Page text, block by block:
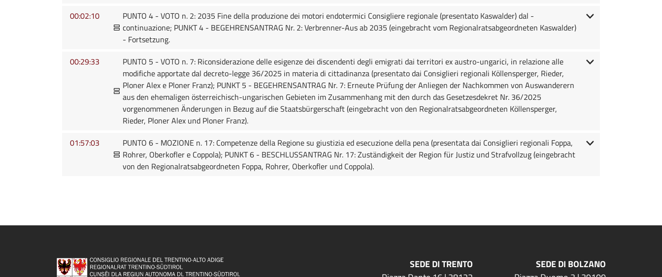
00:02:10
PUNTO 4 - VOTO n. 2: 2035 Fine della produzione dei motori endotermici Consigliere regionale (presentato Kaswalder) dal -
continuazione; PUNKT 4 - BEGEHRENSANTRAG Nr. 2: Verbrenner-Aus ab 2035 (eingebracht vom Regionalratsabgeordneten Kaswalder)
- Fortsetzung.
00:29:33
PUNTO 5 - VOTO n. 7: Riconsiderazione delle esigenze dei discendenti degli emigrati dai territori ex austro-ungarici, in relazione alle
modifiche apportate dal decreto-legge 36/2025 in materia di cittadinanza (presentato dai Consiglieri regionali Köllensperger, Rieder,
Ploner Alex e Ploner Franz); PUNKT 5 - BEGEHRENSANTRAG Nr. 7: Erneute Prüfung der Anliegen der Nachkommen von Auswanderern
aus den ehemaligen österreichisch-ungarischen Gebieten im Zusammenhang mit den durch das Gesetzesdekret Nr. 36/2025
vorgenommenen Änderungen in Bezug auf die Staatsbürgerschaft (eingebracht von den Regionalratsabgeordneten Köllensperger,
Rieder, Ploner Alex und Ploner Franz).
01:57:03
PUNTO 6 - MOZIONE n. 17: Competenze della Regione su giustizia ed esecuzione della pena (presentata dai Consiglieri regionali Foppa,
Rohrer, Oberkofler e Coppola); PUNKT 6 - BESCHLUSSANTRAG Nr. 17: Zuständigkeit der Region für Justiz und Strafvollzug (eingebracht
von den Regionalratsabgeordneten Foppa, Rohrer, Oberkofler und Coppola).
SEDE DI TRENTO
SEDE DI BOLZANO